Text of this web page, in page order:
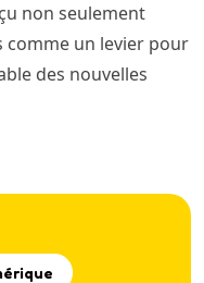
non seulement
comme un levier pour
des nouvelles